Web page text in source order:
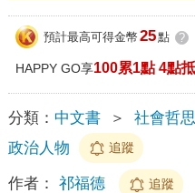
預計最高可得金幣 25點 ?
HAPPY GO享100累1點 4點
分類： 中文書 ＞ 社會哲思
政治人物
追蹤
作者： 祁福德 追蹤